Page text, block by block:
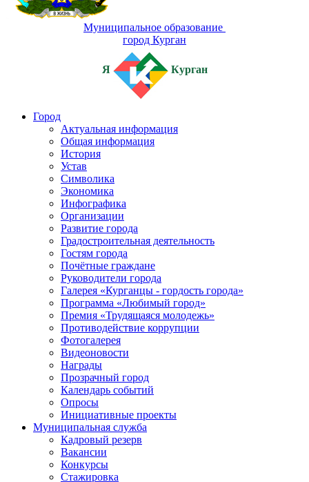
Муниципальное образование
город Курган
Я Курган
Город
Актуальная информация
Общая информация
История
Устав
Символика
Экономика
Инфографика
Организации
Развитие города
Градостроительная деятельность
Гостям города
Почётные граждане
Руководители города
Галерея «Курганцы - гордость города»
Программа «Любимый город»
Премия «Трудящаяся молодежь»
Противодействие коррупции
Фотогалерея
Видеоновости
Награды
Прозрачный город
Календарь событий
Опросы
Инициативные проекты
Муниципальная служба
Кадровый резерв
Вакансии
Конкурсы
Стажировка